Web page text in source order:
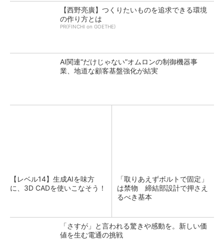
【西野亮廣】つくりたいものを追求できる環境
の作り方とは
PR(FINCHI on GOETHE)
AI関連“だけじゃない”オムロンの制御機器事
業、地道な顧客基盤強化が結実
【レベル14】生成AIを味方
に、3D CADを使いこなそう！
「取りあえずボルトで固定」
は禁物 締結部設計で押さえ
るべき基本
「さすが」と言われる驚きや感動を。新しい価
値を生む電通の挑戦